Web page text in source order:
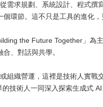
需求規劃、系統設計、程式撰
環節。這不只是工具的進化，
the Future Together」為
、對話與共學。
組織營運，這裡是技術人實戰
的技術人一同深入探索生成式